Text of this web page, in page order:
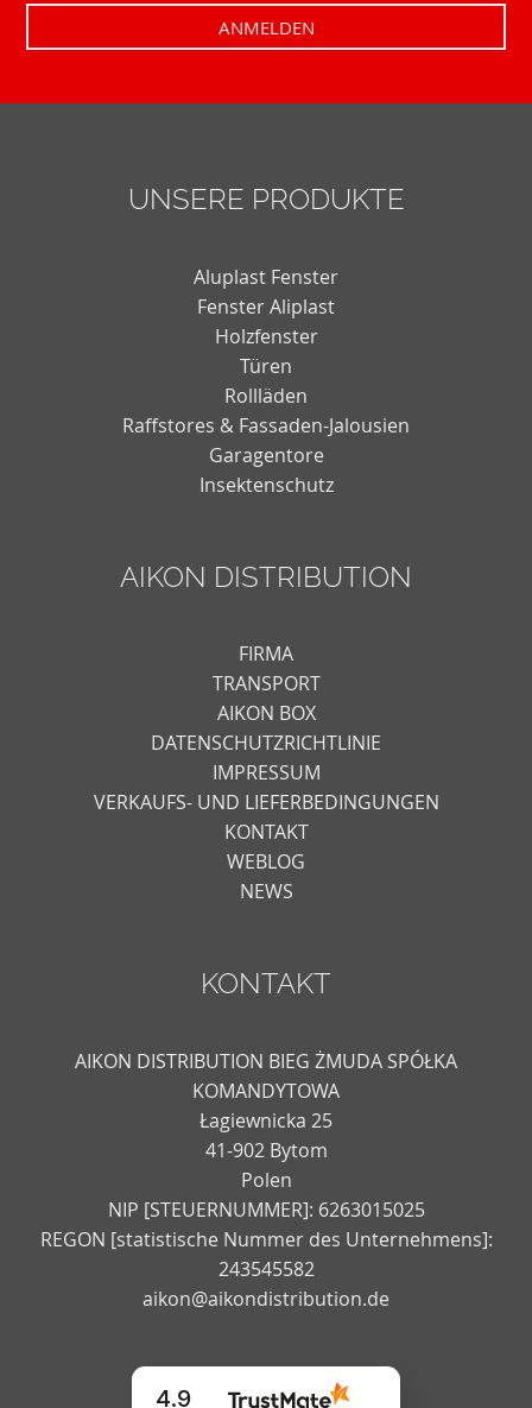
UNSERE PRODUKTE
Aluplast Fenster
Fenster Aliplast
Holzfenster
Türen
Rollläden
Raffstores & Fassaden-Jalousien
Garagentore
Insektenschutz
AIKON DISTRIBUTION
FIRMA
TRANSPORT
AIKON BOX
DATENSCHUTZRICHTLINIE
IMPRESSUM
VERKAUFS- UND LIEFERBEDINGUNGEN
KONTAKT
WEBLOG
NEWS
KONTAKT
AIKON DISTRIBUTION BIEG ŻMUDA SPÓŁKA
KOMANDYTOWA
Łagiewnicka 25
41-902 Bytom
Polen
NIP [STEUERNUMMER]: 6263015025
REGON [statistische Nummer des Unternehmens]:
243545582
aikon@aikondistribution.de
4.9